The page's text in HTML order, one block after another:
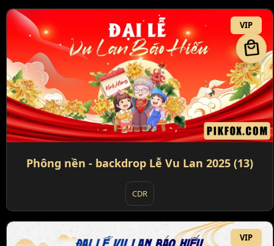
VIP
Phông nền - backdrop Lễ Vu Lan 2025 (13)
CDR
VIP
local_mall